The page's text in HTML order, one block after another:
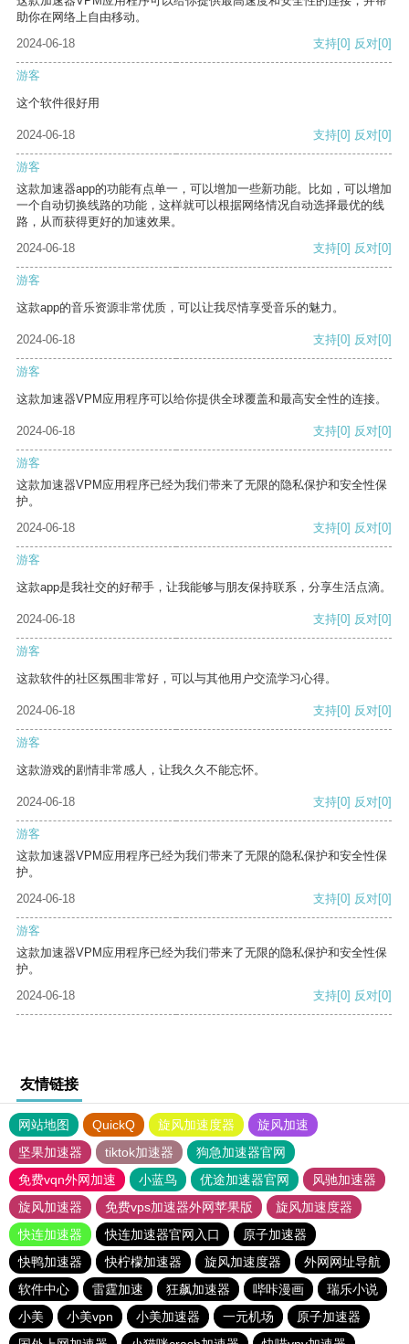
助你在网络上自由移动。
2024-06-18
支持[0] 反对[0]
游客
这个软件很好用
2024-06-18 支持[0] 反对[0]
游客
这款加速器app的功能有点单一，可以增加一些新功能。比如，可以增加
一个自动切换线路的功能，这样就可以根据网络情况自动选择最优的线
路，从而获得更好的加速效果。
2024-06-18
支持[0] 反对[0]
游客
这款app的音乐资源非常优质，可以让我尽情享受音乐的魅力。
2024-06-18 支持[0] 反对[0]
游客
这款加速器VPM应用程序可以给你提供全球覆盖和最高安全性的连接。
2024-06-18 支持[0] 反对[0]
游客
这款加速器VPM应用程序已经为我们带来了无限的隐私保护和安全性保
护。
2024-06-18
支持[0] 反对[0]
游客
这款app是我社交的好帮手，让我能够与朋友保持联系，分享生活点滴。
2024-06-18 支持[0] 反对[0]
游客
这款软件的社区氛围非常好，可以与其他用户交流学习心得。
2024-06-18 支持[0] 反对[0]
游客
这款游戏的剧情非常感人，让我久久不能忘怀。
2024-06-18 支持[0] 反对[0]
游客
这款加速器VPM应用程序已经为我们带来了无限的隐私保护和安全性保
护。
2024-06-18
支持[0] 反对[0]
游客
这款加速器VPM应用程序已经为我们带来了无限的隐私保护和安全性保
护。
2024-06-18
支持[0] 反对[0]
友情链接
网站地图 QuickQ 旋风加速度器
旋风加速
坚果加速器
tiktok加速器
狗急加速器官网
免费vqn外网加速
小蓝鸟 优途加速器官网
风驰加速器
旋风加速器
免费vps加速器外网苹果版
旋风加速度器
快连加速器
快连加速器官网入口
原子加速器
快鸭加速器
快柠檬加速器 旋风加速度器
外网网址导航
软件中心
雷霆加速 狂飙加速器 哔咔漫画
瑞乐小说
小美
小美vpn 小美加速器 一元机场
原子加速器